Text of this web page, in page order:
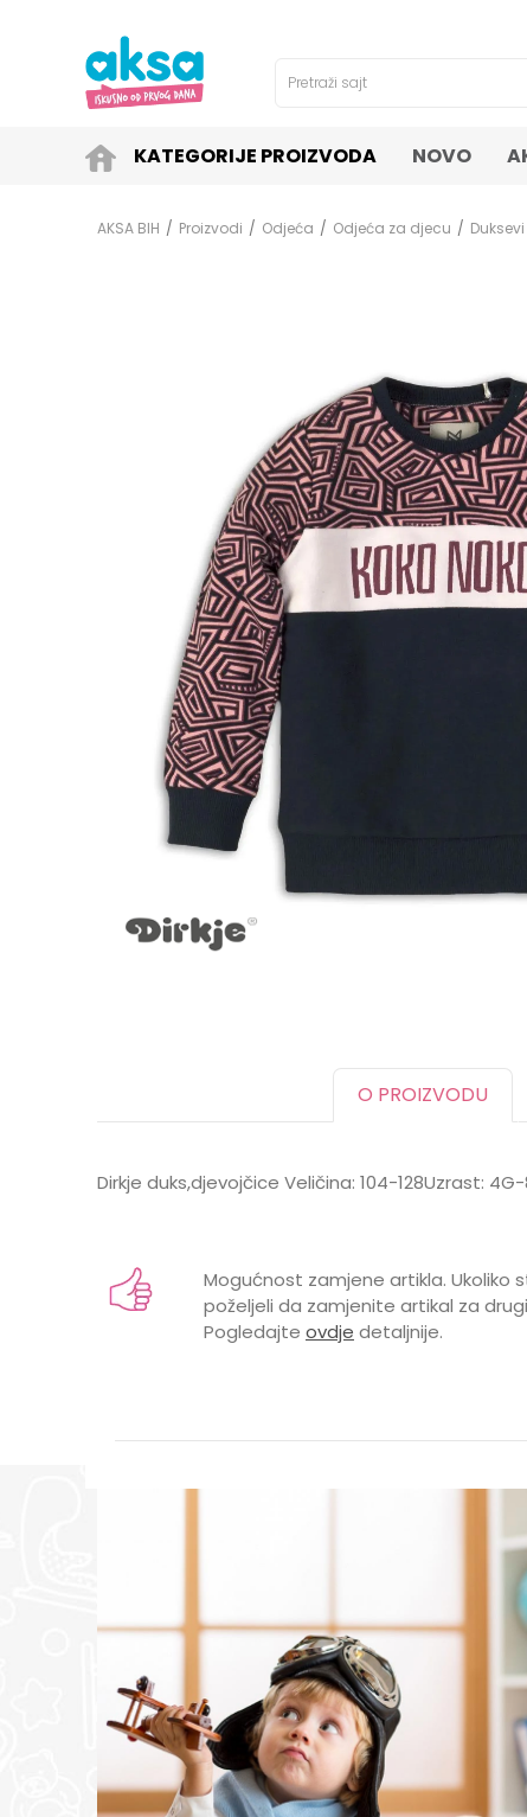
Pretraži sajt
KATEGORIJE PROIZVODA NOVO
AKSA BIH Proizvodi Odjeća Odjeća za djecu Duksevi
O PROIZVODU
Dirkje duks,djevojčice Veličina: 104-128Uzrast:
BOJA
Mogućnost zamjene artikla. Ukoliko
poželjeli da zamjenite artikal za
Pogledajte ovdje detaljnije.